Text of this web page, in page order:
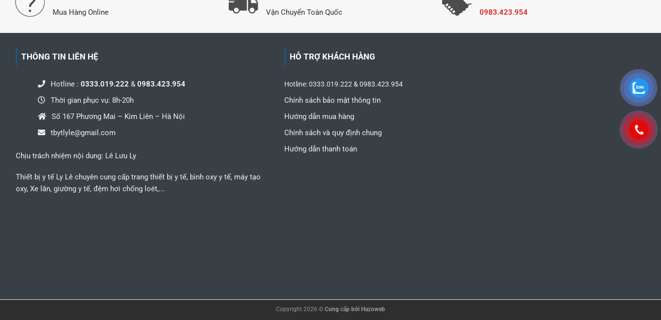
Mua Hàng Online Vận Chuyển Toàn Quốc 0983.423.954
THÔNG TIN LIÊN HỆ
Hotline : 0333.019.222 & 0983.423.954
Thời gian phục vụ: 8h-20h
Số 167 Phương Mai – Kim Liên – Hà Nội
tbytlyle@gmail.com
Chịu trách nhiệm nội dung: Lê Lưu Ly
Thiết bị y tế Ly Lê chuyên cung cấp trang thiết bị y tế, bình oxy y tế, máy tạo
oxy, Xe lăn, giường y tế, đệm hơi chống loét,...
HỖ TRỢ KHÁCH HÀNG
Hotline: 0333.019.222 & 0983.423.954
Chính sách bảo mật thông tin
Hướng dẫn mua hàng
Chính sách và quy định chung
Hướng dẫn thanh toán
Copyright 2026 © Cung cấp bởi Hazoweb